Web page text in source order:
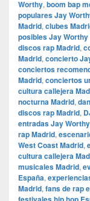
Worthy, boom bap
populares Jay
Madrid, clubes
posibles Jay Worthy
discos rap Madrid,
Madrid, concierto
conciertos
Madrid, conciertos
cultura callejera
nocturna Madrid,
discos rap Madrid,
entradas Jay
rap Madrid,
West Coast Madrid,
cultura callejera
musicales Madrid,
España,
Madrid, fans de rap